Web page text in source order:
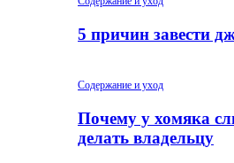
5 причин завести
Содержание и уход
Почему у хомяка
делать владельцу